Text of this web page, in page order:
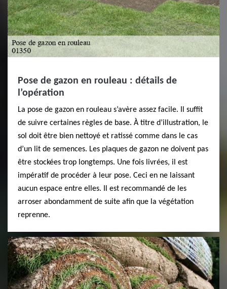
Pose de gazon en rouleau : détails de
l’opération
La pose de gazon en rouleau s’avère assez facile. Il suffit
de suivre certaines règles de base. À titre d’illustration, le
sol doit être bien nettoyé et ratissé comme dans le cas
d’un lit de semences. Les plaques de gazon ne doivent pas
être stockées trop longtemps. Une fois livrées, il est
impératif de procéder à leur pose. Ceci en ne laissant
aucun espace entre elles. Il est recommandé de les
arroser abondamment de suite afin que la végétation
reprenne.